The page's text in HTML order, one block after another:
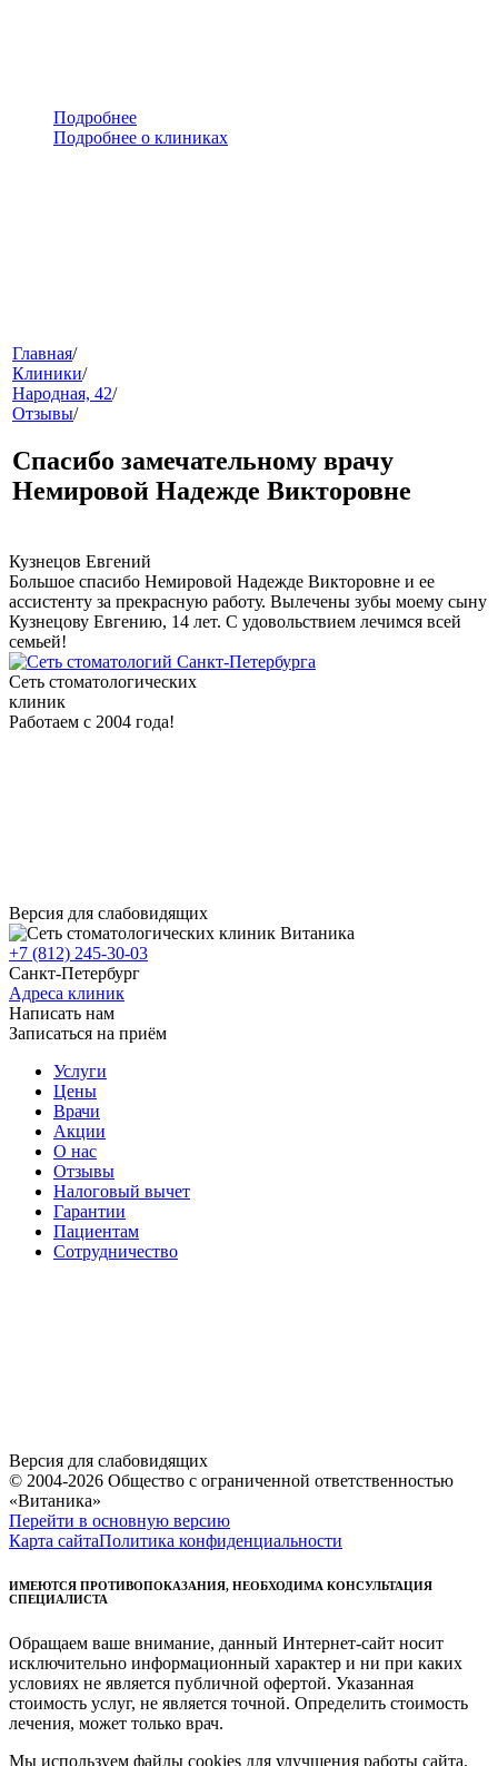
Подробнее
Подробнее о клиниках
меню
звонок
Главная/
Клиники/
Народная, 42/
Отзывы/
Спасибо замечательному врачу
Немировой Надежде Викторовне
Кузнецов Евгений
Большое спасибо Немировой Надежде Викторовне и ее
ассистенту за прекрасную работу. Вылечены зубы моему сыну
Кузнецову Евгению, 14 лет. С удовольствием лечимся всей
семьей!
Сеть стоматологических
клиник
Работаем с 2004 года!
Версия для слабовидящих
+7 (812) 245-30-03
Санкт-Петербург
Адреса клиник
Написать нам
Записаться на приём
Услуги
Цены
Врачи
Акции
О нас
Отзывы
Налоговый вычет
Гарантии
Пациентам
Сотрудничество
Версия для слабовидящих
© 2004-2026 Общество с ограниченной ответственностью
«Витаника»
Перейти в основную версию
Карта сайтаПолитика конфиденциальности
ИМЕЮТСЯ ПРОТИВОПОКАЗАНИЯ, НЕОБХОДИМА КОНСУЛЬТАЦИЯ
СПЕЦИАЛИСТА
Обращаем ваше внимание, данный Интернет-сайт носит
исключительно информационный характер и ни при каких
условиях не является публичной офертой. Указанная
стоимость услуг, не является точной. Определить стоимость
лечения, может только врач.
Мы используем файлы cookies для улучшения работы сайта.